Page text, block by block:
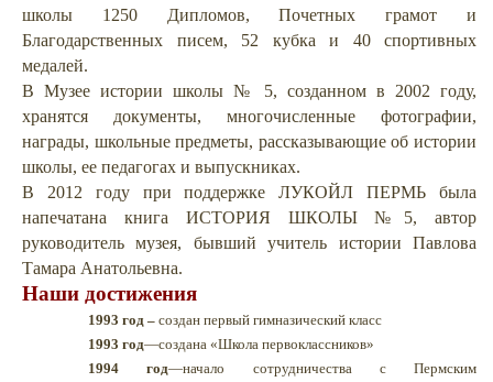
школы 1250 Дипломов, Почетных грамот и
Благодарственных писем, 52 кубка и 40 спортивных
медалей.
В Музее истории школы № 5, созданном в 2002 году,
хранятся документы, многочисленные фотографии,
награды, школьные предметы, рассказывающие об истории
школы, ее педагогах и выпускниках.
В 2012 году при поддержке ЛУКОЙЛ ПЕРМЬ была
напечатана книга ИСТОРИЯ ШКОЛЫ №5, автор
руководитель музея, бывший учитель истории Павлова
Тамара Анатольевна.
Наши достижения
1993 год – создан первый гимназический класс
1993 год—создана «Школа первоклассников»
1994 год—начало сотрудничества с Пермским